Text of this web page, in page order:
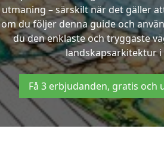
utmaning – särskilt när det gäller
om du följer denna guide och
du den enklaste och tryggaste
landskapsarkitektur i
Få 3 erbjudanden, gratis